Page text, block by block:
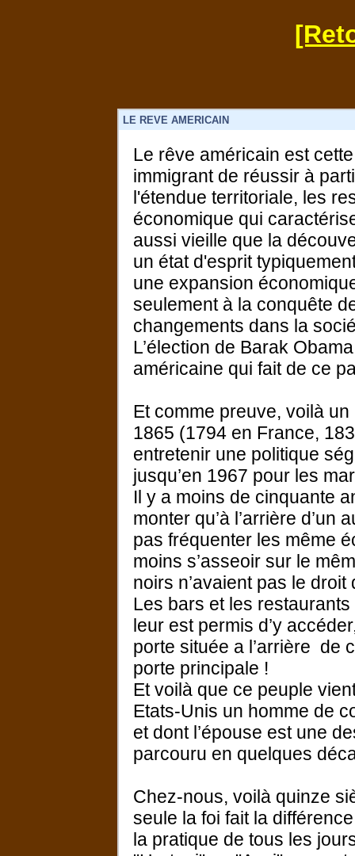
LE REVE AMERICAIN
Le rêve américain est
immigrant de réussir à
l'étendue territoriale, les
économique qui
aussi vieille que la
un état d'esprit
une expansion
seulement à la conquête
changements dans la
L’élection de Barak
américaine qui fait de ce
Et comme preuve, voilà un
1865 (1794 en France,
entretenir une politique
jusqu’en 1967 pour les
Il y a moins de cinquante
monter qu’à l’arrière
pas fréquenter les même
moins s’asseoir sur le
noirs n’avaient pas le
Les bars et les
leur est permis d’y
porte située a l’arrière de
porte principale !
Et voilà que ce peuple
Etats-Unis un homme de
et dont l’épouse est une
parcouru en quelques
Chez-nous, voilà quinze
seule la foi fait la
la pratique de tous les